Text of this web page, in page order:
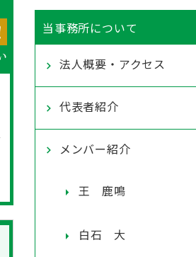
当事務所について
法人概要・アクセス
代表者紹介
メンバー紹介
王 鹿鳴
白石 大